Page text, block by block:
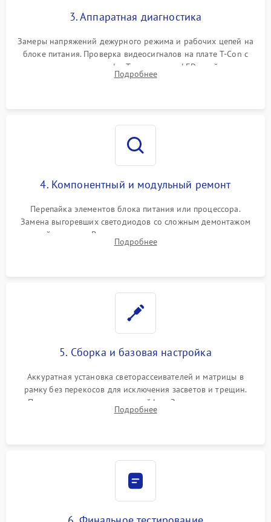
3. Аппаратная диагностика
Замеры напряжений дежурного режима и рабочих цепей на
блоке питания. Проверка видеосигналов на плате T-Con с
помощью осциллографа. Тестирование LED-драйвера и
светодиодных планок подсветки мультиметром.
Подробнее
4. Компонентный и модульный ремонт
Перепайка элементов блока питания или процессора.
Замена выгоревших светодиодов со сложным демонтажом
хрупкой матрицы. Восстановление поврежденных дорожек,
прошивка микросхем памяти EEPROM
Подробнее
5. Сборка и базовая настройка
Аккуратная установка светорассеивателей и матрицы в
рамку без перекосов для исключения засветов и трещин.
Подключение внутренних шлейфов. Закрытие корпуса.
Сброс настроек и обновление программного обеспечения.
Подробнее